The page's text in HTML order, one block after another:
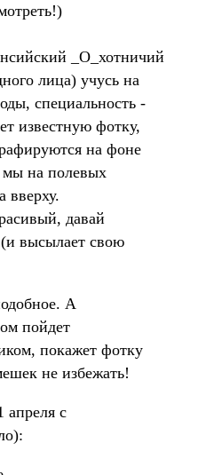
_О_хотничий
лица) учусь на
специальность -
известную фотку,
на фоне
мы на полевых
вверху.
давай
высылает свою
А
пойдет
покажет фотку
не избежать!
апреля с